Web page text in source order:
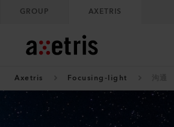
GROUP AXETRIS
Axetris Focusing-light